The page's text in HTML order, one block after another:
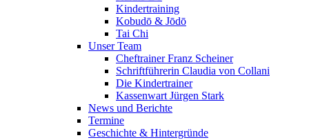
Kindertraining
Kobudō & Jōdō
Tai Chi
Unser Team
Cheftrainer Franz Scheiner
Schriftführerin Claudia von Collani
Die Kindertrainer
Kassenwart Jürgen Stark
News und Berichte
Termine
Geschichte & Hintergründe